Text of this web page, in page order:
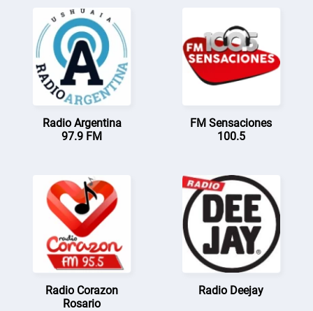
Radio Argentina
97.9 FM
FM Sensaciones
100.5
Radio Corazon
Rosario
Radio Deejay